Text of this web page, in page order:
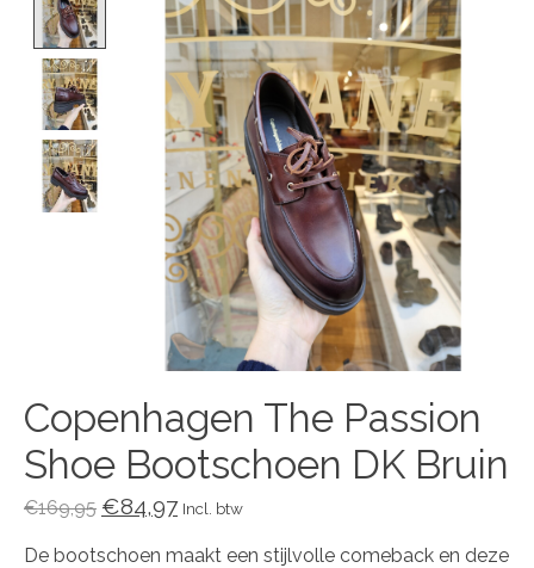
Copenhagen The Passion
Shoe Bootschoen DK Bruin
€169,95 €84,97 Incl. btw
De bootschoen maakt een stijlvolle comeback en deze